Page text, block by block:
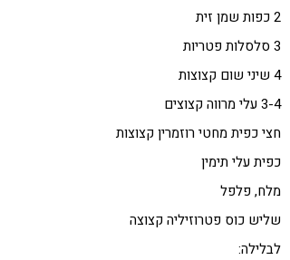
2 כפות שמן זית
3 סלסלות פטריות
4 שיני שום קצוצות
3-4 עלי מרווה קצוצים
חצי כפית מחטי רוזמרין קצוצות
כפית עלי תימין
מלח, פלפל
שליש כוס פטרוזיליה קצוצה
לבלילה: